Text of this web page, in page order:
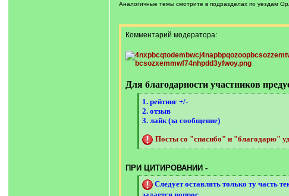
Аналогичные темы смотрите в подразделах по уездам
Комментарий модератора:
Для благодарности участников
[
q
]
1. рейтинг +/-
2. отзыв
3. лайк (за сообщение)
Посты со "спасибо" и "благодарю"
[
ПРИ ЦИТИРОВАНИИ -
[
q
Следует оставлять только ту часть